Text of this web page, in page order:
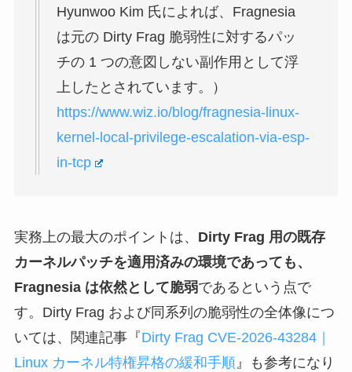
Hyunwoo Kim 氏によれば、Fragnesia
は元の Dirty Frag 脆弱性に対するパッ
チの 1 つの意図しない副作用として浮
上したとされています。）
https://www.wiz.io/blog/fragnesia-linux-
kernel-local-privilege-escalation-via-esp-
in-tcp
実務上の最大のポイントは、 Dirty Frag 用の既存
カーネルパッチを適用済みの環境であっても、
Fragnesia は依然として脆弱であるという点で
す。Dirty Frag および同系列の脆弱性の全体像につ
いては、関連記事『Dirty Frag CVE-2026-43284｜
Linux カーネル特権昇格の緩和手順』も参考になり